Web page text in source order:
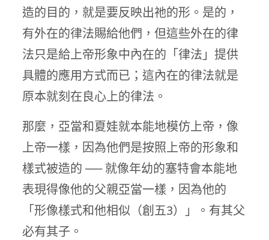
造的目的，就是要反映出祂的形。是的，
有外在的律法賜給他們，但這些外在的律
法只是給上帝形象中內在的「律法」提供
具體的應用方式而已；這內在的律法就是
原本就刻在良心上的律法。
那麼，亞當和夏娃就本能地模仿上帝，像
上帝一樣，因為他們是按照上帝的形象和
樣式被造的 ── 就像年幼的塞特會本能地
表現得像他的父親亞當一樣，因為他的
「形像樣式和他相似（創五3）」。有其父
必有其子。